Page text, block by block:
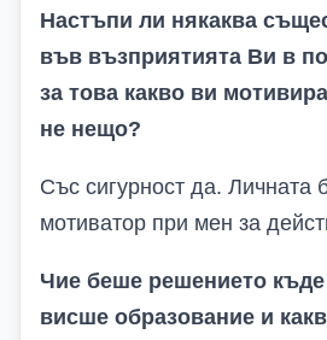
Настъпи ли някаква
във възприятията Ви в
за това какво ви
не нещо?
Със сигурност да. Личната
мотиватор при мен за
Чие беше решението къде
висше образование и